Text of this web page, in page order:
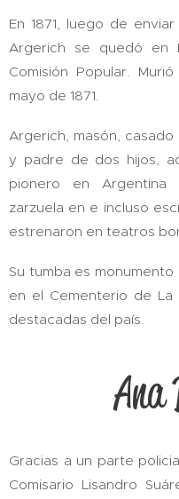
En 1871, luego de
Argerich se quedó en
Comisión Popular.
mayo de 1871.
Argerich, masón,
y padre de dos hijos,
pionero en Argentina
zarzuela en e incluso
estrenaron en teatros
Su tumba es
en el Cementerio de
destacadas del país.
Gracias a un parte
Comisario Lisandro